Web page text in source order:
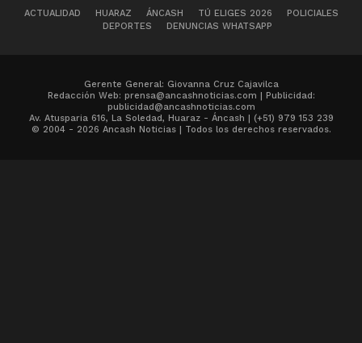
ACTUALIDAD HUARAZ ÁNCASH TÚ ELIGES 2026
POLICIALES
DEPORTES
DENUNCIAS WHATSAPP
Gerente General: Giovanna Cruz Cajavilca
Redacción Web: prensa@ancashnoticias.com | Publicidad:
publicidad@ancashnoticias.com
Av. Atusparia 616, La Soledad, Huaraz - Áncash | (+51) 979 153 239
© 2004 - 2026 Ancash Noticias | Todos los derechos reservados.